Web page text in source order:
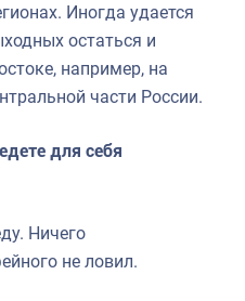
Иногда удается
остаться и
например, на
части России.
для себя
Ничего
не ловил.